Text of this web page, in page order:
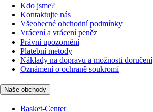
Kdo jsme?
Kontaktujte nás
Všeobecné obchodní podmínky
Vrácení a vrácení peněz
Právní upozornění
Platební metody
Náklady na dopravu a možnosti doručení
Oznámení o ochraně soukromí
Naše obchody
Basket-Center